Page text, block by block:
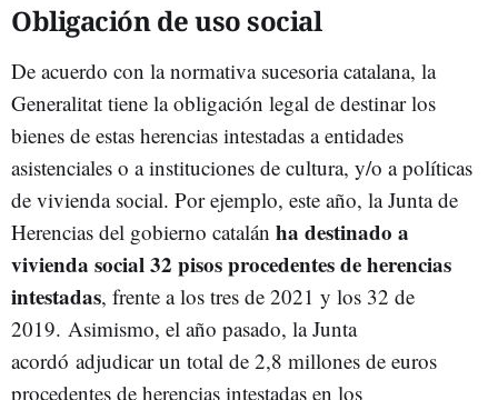
Obligación de uso social
De acuerdo con la normativa sucesoria catalana, la
Generalitat tiene la obligación legal de destinar los
bienes de estas herencias intestadas a entidades
asistenciales o a instituciones de cultura, y/o a políticas
de vivienda social. Por ejemplo, este año, la Junta de
Herencias del gobierno catalán ha destinado a
vivienda social 32 pisos procedentes de herencias
intestadas, frente a los tres de 2021 y los 32 de
2019. Asimismo, el año pasado, la Junta
acordó adjudicar un total de 2,8 millones de euros
procedentes de herencias intestadas en los